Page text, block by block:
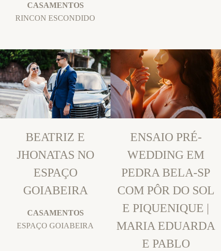
CASAMENTOS
RINCON ESCONDIDO
BEATRIZ E
JHONATAS NO
ESPAÇO
GOIABEIRA
CASAMENTOS
ESPAÇO GOIABEIRA
ENSAIO PRÉ-
WEDDING EM
PEDRA BELA-SP
COM PÔR DO SOL
E PIQUENIQUE |
MARIA EDUARDA
E PABLO